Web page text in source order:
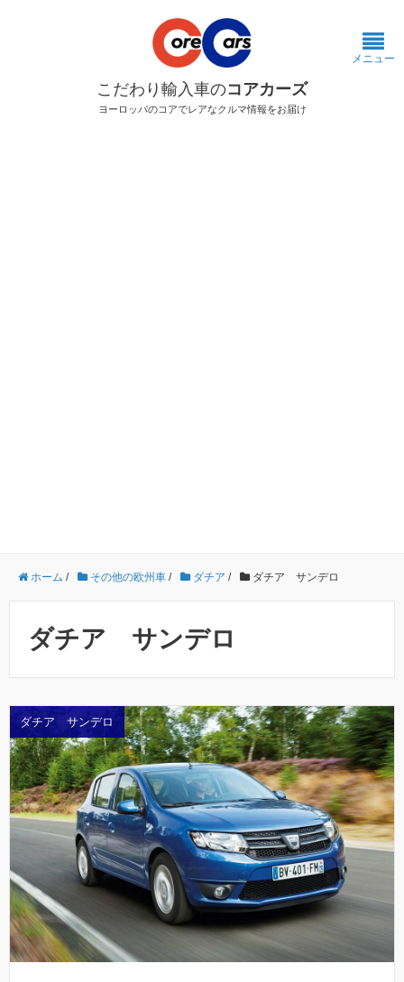
こだわり輸入車のコアカーズ
ヨーロッパのコアでレアなクルマ情報をお届け
メニュー
ホーム / その他の欧州車 / ダチア / ダチア サンデロ
ダチア サンデロ
ダチア サンデロ